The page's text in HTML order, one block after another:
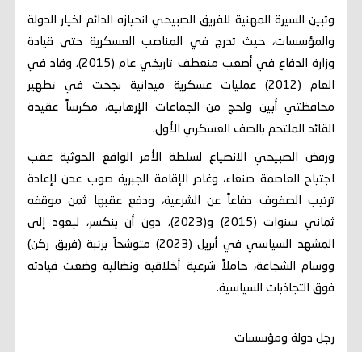
وتبين السيرة المهنية للفريق الصبيحي انحيازه الدائم لخيار الدولة
والمؤسسات، حيث تدرج في المناصب العسكرية حتى قيادة
وزارة الدفاع في أصعب منعطف تاريخي عام (2015)، وقاد في
العام (2012) عمليات عسكرية ميدانية نجحت في تطهير
محافظتي أبين ولحج من الجماعات الإرهابية، مكرساً عقيدة
القائد الملتحم بالصف العسكري الأول.
ورفض الصبيحي الانصياع لسلطة الأمر الواقع الحوثية عقب
اجتياح العاصمة صنعاء، وغادر الإقامة الجبرية صوب عدن لإعادة
ترتيب الصفوف دفاعاً عن الشرعية، ودفع عقبها ثمن موقفه
ثماني سنوات (2015) و(2023)، دون أن ينكسر، ليعود إلى
المشهد السياسي في أبريل (2023) متوشحاً برتبة (فريق ركن)
ووسام الشجاعة، حاملاً شرعية أخلاقية ونضالية وضعت قيادته
فوق التجاذبات السياسية.
رجل دولة ومؤسسات